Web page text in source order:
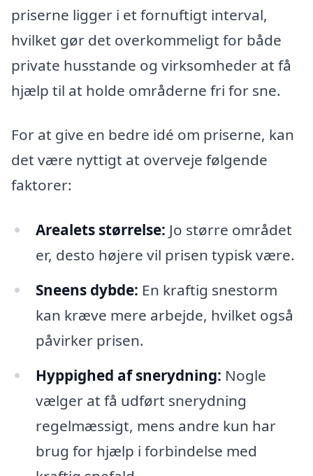
priserne ligger i et fornuftigt interval,
hvilket gør det overkommeligt for både
private husstande og virksomheder at få
hjælp til at holde områderne fri for sne.
For at give en bedre idé om priserne, kan
det være nyttigt at overveje følgende
faktorer:
Arealets størrelse: Jo større området
er, desto højere vil prisen typisk være.
Sneens dybde: En kraftig snestorm
kan kræve mere arbejde, hvilket også
påvirker prisen.
Hyppighed af snerydning: Nogle
vælger at få udført snerydning
regelmæssigt, mens andre kun har
brug for hjælp i forbindelse med